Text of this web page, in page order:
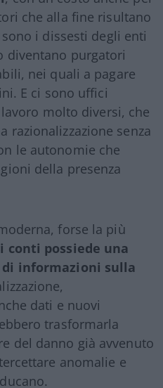
che alla fine risultano
i dissesti degli enti
diventano purgatori
nei quali a pagare
E ci sono uffici
molto diversi, che
razionalizzazione senza
le autonomie che
della presenza
forse la più
conti possiede una
informazioni sulla
dati e nuovi
trasformarla
del danno già avvenuto
anomalie e